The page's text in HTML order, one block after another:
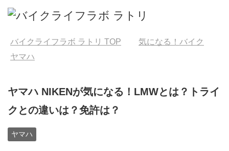
バイクライフラボ ラトリ TOP
気になる！バイク
ヤマハ
ヤマハ NIKENが気になる！LMWとは？トライ
クとの違いは？免許は？
ヤマハ